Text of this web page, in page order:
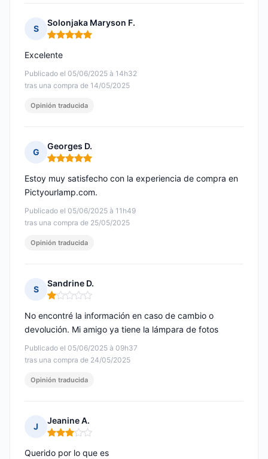
S
Solonjaka Maryson F.
Nota: 5 de 5
Publicado el 05/06/2025 à 14h32
tras una compra de 14/05/2025
Excelente
Opinión traducida
G
Georges D.
Nota: 5 de 5
Publicado el 05/06/2025 à 11h49
tras una compra de 25/05/2025
Estoy muy satisfecho con la experiencia de compra en
Pictyourlamp.com.
Opinión traducida
S
Sandrine D.
Nota: 1 de 5
Publicado el 05/06/2025 à 09h37
tras una compra de 24/05/2025
No encontré la información en caso de cambio o
devolución. Mi amigo ya tiene la lámpara de fotos
Opinión traducida
J
Jeanine A.
Nota: 3 de 5
Querido por lo que es